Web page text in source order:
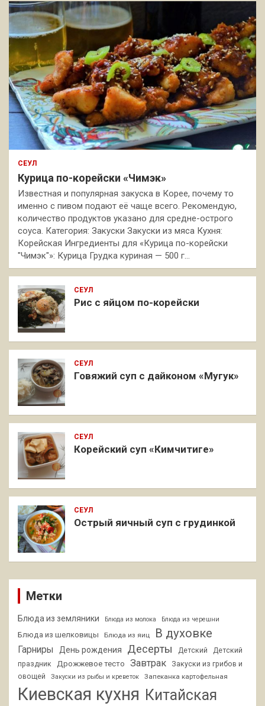
СЕУЛ
Курица по-корейски «Чимэк»
Известная и популярная закуска в Корее, почему то
именно с пивом подают её чаще всего. Рекомендую,
количество продуктов указано для средне-острого
соуса. Категория: Закуски Закуски из мяса Кухня:
Корейская Ингредиенты для «Курица по-корейски
"Чимэк"»: Курица Грудка куриная — 500 г…
СЕУЛ
Рис с яйцом по-корейски
СЕУЛ
Говяжий суп с дайконом «Мугук»
СЕУЛ
Корейский суп «Кимчитиге»
СЕУЛ
Острый яичный суп с грудинкой
Метки
Блюда из земляники Блюда из молока Блюда из черешни
Блюда из шелковицы Блюда из яиц В духовке
Гарниры День рождения Десерты Детский
Детский
праздник
Дрожжевое тесто Завтрак
Закуски из грибов и
овощей
Закуски из рыбы и креветок Запеканка картофельная
Киевская кухня Китайская